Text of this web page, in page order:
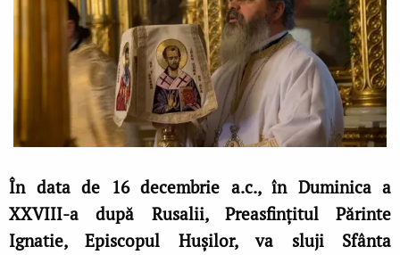
În data de 16 decembrie a.c., în Duminica a
XXVIII-a după Rusalii, Preasfințitul Părinte
Ignatie, Episcopul Hușilor, va sluji Sfânta